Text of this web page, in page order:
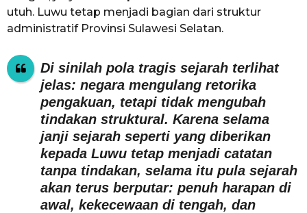
utuh. Luwu tetap menjadi bagian dari struktur
administratif Provinsi Sulawesi Selatan.
Di sinilah pola tragis sejarah terlihat
jelas: negara mengulang retorika
pengakuan, tetapi tidak mengubah
tindakan struktural. Karena selama
janji sejarah seperti yang diberikan
kepada Luwu tetap menjadi catatan
tanpa tindakan, selama itu pula sejarah
akan terus berputar: penuh harapan di
awal, kekecewaan di tengah, dan